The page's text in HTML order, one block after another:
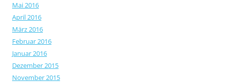
Mai 2016
April 2016
März 2016
Februar 2016
Januar 2016
Dezember 2015
November 2015